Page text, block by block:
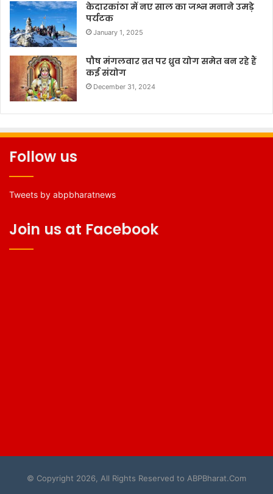
केदारकांठा में नए साल का जश्न मनाने उमड़े
पर्यटक
January 1, 2025
पौष मंगलवार व्रत पर ध्रुव योग समेत बन रहे हैं
कई संयोग
December 31, 2024
Follow us
Tweets by abpbharatnews
Join us at Facebook
© Copyright 2026, All Rights Reserved to ABPBharat.Com